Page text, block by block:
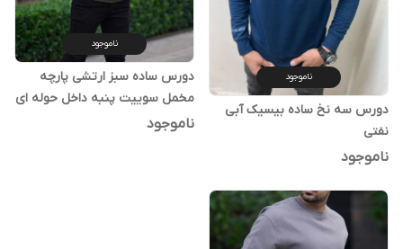
ناموجود
دورس سه نخ ساده بیسیک آبی
نفتی
ناموجود
ناموجود
دورس ساده سبز ارتشی پارچه
مخمل سوییت پنبه داخل حوله ای
ناموجود